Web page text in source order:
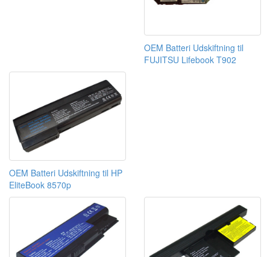
OEM Batteri Udskiftning til
FUJITSU Lifebook T902
OEM Batteri Udskiftning til HP
EliteBook 8570p